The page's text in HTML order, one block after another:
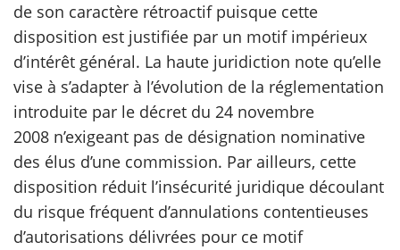
de son caractère rétroactif puisque cette
disposition est justifiée par un motif impérieux
d’intérêt général. La haute juridiction note qu’elle
vise à s’adapter à l’évolution de la réglementation
introduite par le décret du 24 novembre
2008 n’exigeant pas de désignation nominative
des élus d’une commission. Par ailleurs, cette
disposition réduit l’insécurité juridique découlant
du risque fréquent d’annulations contentieuses
d’autorisations délivrées pour ce motif